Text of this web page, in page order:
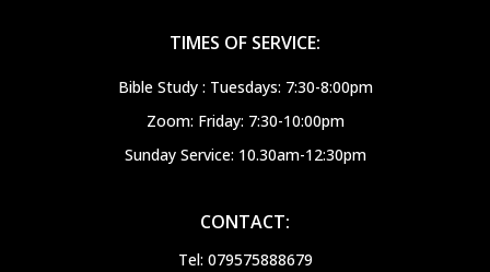
TIMES OF SERVICE:
Bible Study : Tuesdays: 7:30-8:00pm
Zoom: Friday: 7:30-10:00pm
Sunday Service: 10.30am-12:30pm
CONTACT:
Tel: 079575888679